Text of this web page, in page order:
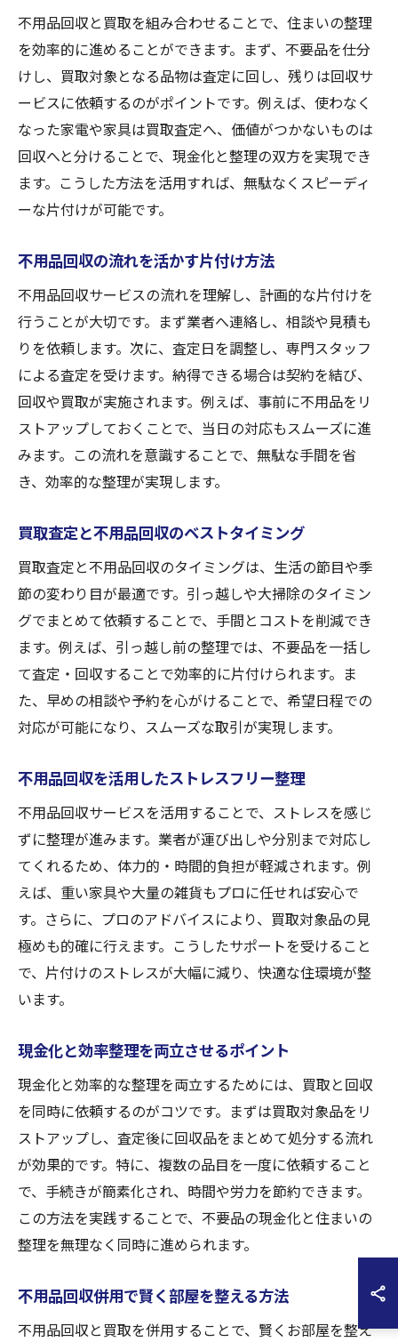
不用品回収と買取を組み合わせることで、住まいの整理
を効率的に進めることができます。まず、不要品を仕分
けし、買取対象となる品物は査定に回し、残りは回収サ
ービスに依頼するのがポイントです。例えば、使わなく
なった家電や家具は買取査定へ、価値がつかないものは
回収へと分けることで、現金化と整理の双方を実現でき
ます。こうした方法を活用すれば、無駄なくスピーディ
ーな片付けが可能です。
不用品回収の流れを活かす片付け方法
不用品回収サービスの流れを理解し、計画的な片付けを
行うことが大切です。まず業者へ連絡し、相談や見積も
りを依頼します。次に、査定日を調整し、専門スタッフ
による査定を受けます。納得できる場合は契約を結び、
回収や買取が実施されます。例えば、事前に不用品をリ
ストアップしておくことで、当日の対応もスムーズに進
みます。この流れを意識することで、無駄な手間を省
き、効率的な整理が実現します。
買取査定と不用品回収のベストタイミング
買取査定と不用品回収のタイミングは、生活の節目や季
節の変わり目が最適です。引っ越しや大掃除のタイミン
グでまとめて依頼することで、手間とコストを削減でき
ます。例えば、引っ越し前の整理では、不要品を一括し
て査定・回収することで効率的に片付けられます。ま
た、早めの相談や予約を心がけることで、希望日程での
対応が可能になり、スムーズな取引が実現します。
不用品回収を活用したストレスフリー整理
不用品回収サービスを活用することで、ストレスを感じ
ずに整理が進みます。業者が運び出しや分別まで対応し
てくれるため、体力的・時間的負担が軽減されます。例
えば、重い家具や大量の雑貨もプロに任せれば安心で
す。さらに、プロのアドバイスにより、買取対象品の見
極めも的確に行えます。こうしたサポートを受けること
で、片付けのストレスが大幅に減り、快適な住環境が整
います。
現金化と効率整理を両立させるポイント
現金化と効率的な整理を両立するためには、買取と回収
を同時に依頼するのがコツです。まずは買取対象品をリ
ストアップし、査定後に回収品をまとめて処分する流れ
が効果的です。特に、複数の品目を一度に依頼すること
で、手続きが簡素化され、時間や労力を節約できます。
この方法を実践することで、不要品の現金化と住まいの
整理を無理なく同時に進められます。
不用品回収併用で賢く部屋を整える方法
不用品回収と買取を併用することで、賢くお部屋を整え